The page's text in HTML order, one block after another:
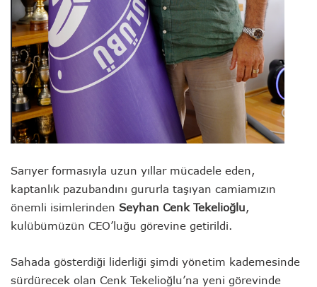
Sarıyer formasıyla uzun yıllar mücadele eden,
kaptanlık pazubandını gururla taşıyan camiamızın
önemli isimlerinden Seyhan Cenk Tekelioğlu,
kulübümüzün CEO’luğu görevine getirildi.
Sahada gösterdiği liderliği şimdi yönetim kademesinde
sürdürecek olan Cenk Tekelioğlu’na yeni görevinde